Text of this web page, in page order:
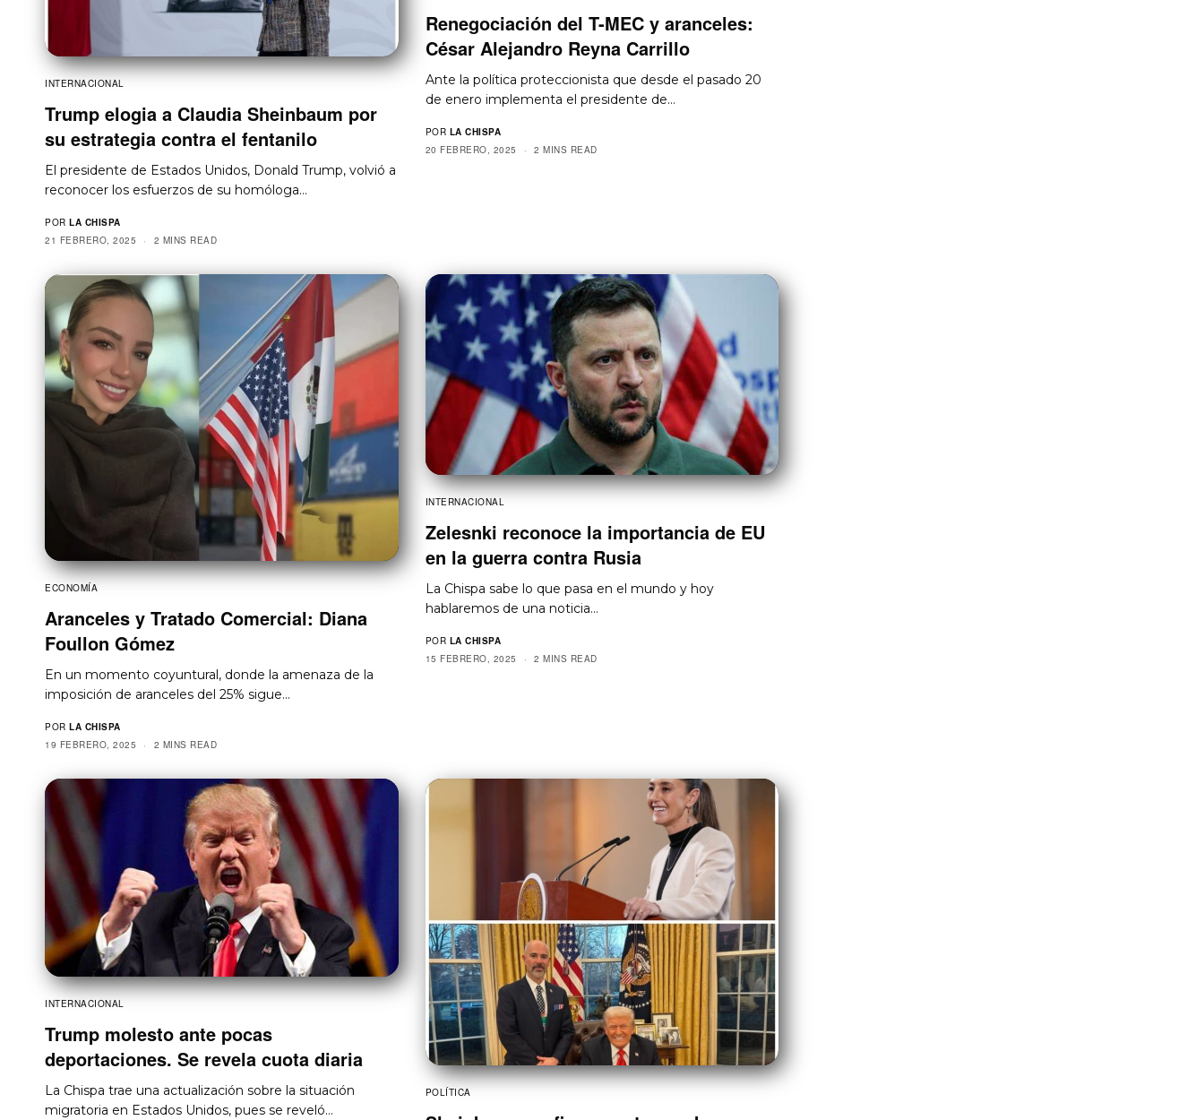
INTERNACIONAL
Trump elogia a Claudia Sheinbaum por
su estrategia contra el fentanilo
El presidente de Estados Unidos, Donald Trump, volvió a
reconocer los esfuerzos de su homóloga…
POR LA CHISPA
21 FEBRERO, 2025
2 MINS READ
Renegociación del T-MEC y aranceles:
César Alejandro Reyna Carrillo
Ante la política proteccionista que desde el pasado 20
de enero implementa el presidente de…
POR LA CHISPA
20 FEBRERO, 2025
2 MINS READ
ECONOMÍA
Aranceles y Tratado Comercial: Diana
Foullon Gómez
En un momento coyuntural, donde la amenaza de la
imposición de aranceles del 25% sigue…
POR LA CHISPA
19 FEBRERO, 2025
2 MINS READ
INTERNACIONAL
Zelesnki reconoce la importancia de EU
en la guerra contra Rusia
La Chispa sabe lo que pasa en el mundo y hoy
hablaremos de una noticia…
POR LA CHISPA
15 FEBRERO, 2025
2 MINS READ
INTERNACIONAL
Trump molesto ante pocas
deportaciones. Se revela cuota diaria
La Chispa trae una actualización sobre la situación
migratoria en Estados Unidos, pues se reveló…
POLÍTICA